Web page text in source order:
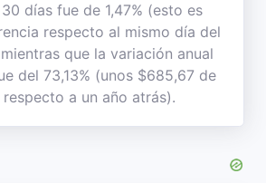
días fue de 1,47% (esto es
respecto al mismo día del
que la variación anual
del 73,13% (unos $685,67 de
a un año atrás).